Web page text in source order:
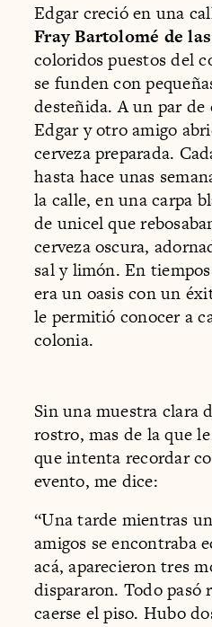
Edgar creció en una
Fray Bartolomé de
coloridos puestos del
se funden con
desteñida. A un par de
Edgar y otro amigo
cerveza preparada.
hasta hace unas
la calle, en una carpa
de unicel que
cerveza oscura,
sal y limón. En
era un oasis con un
le permitió conocer a
colonia.
Sin una muestra clara
rostro, mas de la que
que intenta recordar
evento, me dice:
“Una tarde mientras
amigos se encontraba
acá, aparecieron tres
dispararon. Todo pasó
caerse el piso. Hubo